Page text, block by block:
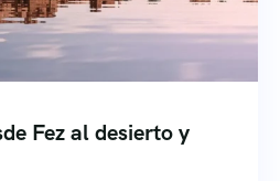
Fez al desierto y